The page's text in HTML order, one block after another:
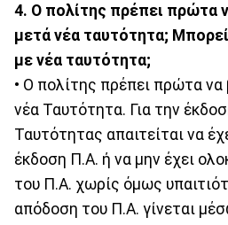
4. Ο πολίτης πρέπει πρώτα
μετά νέα ταυτότητα;
με νέα ταυτότητα;
• Ο πολίτης πρέπει πρώτα να
νέα Ταυτότητα. Για την
Ταυτότητας απαιτείται να
έκδοση Π.Α. ή να μην έχει
του Π.Α. χωρίς όμως
απόδοση του Π.Α. γίνεται